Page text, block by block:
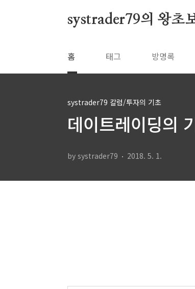
systrader79의 왕초
홈 태그 방명록
systrader79 칼럼/투자의 기초
데이트레이딩의
by systrader79 2018. 5. 1.